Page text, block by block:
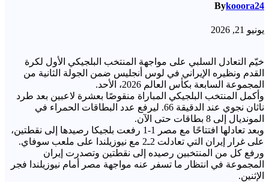
Bykooora24
يونيو 21, 2026
خيّم التعادل السلبي على مواجهة المنتخب البلجيكي الأول لكرة
القدم ونظيره الإيراني في لوس أنجليس ضمن الجولة الثانية من
المجموعة السابعة بكأس العالم 2026، الأحد.
وأكمل المنتخب البلجيكي المباراة منقوصًا بعشرة لاعبين بعد طرد
ناثان نجوي عند الدقيقة 66. ليرفع عدد البطاقات الحمراء في
المونديال إلى 8 بطاقات حتى الآن.
وبعد تعادلها افتتاحًا مع مصر 1-1 رفعت بلجيكا رصيدها إلى نقطتين،
على غرار إيران التي تعادلت 2ـ2 مع نيوزيلندا على ملعب سوفاي.
ورفع كل من المنتخبين رصيده إلى نقطتين وتصدرت إيران
المجموعة في انتظار ما تسفر عنه مواجهة مصر أمام نيوزيلندا فجر
الإثنين.